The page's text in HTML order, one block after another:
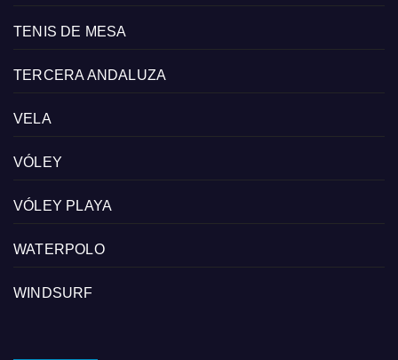
TENIS DE MESA
TERCERA ANDALUZA
VELA
VÓLEY
VÓLEY PLAYA
WATERPOLO
WINDSURF